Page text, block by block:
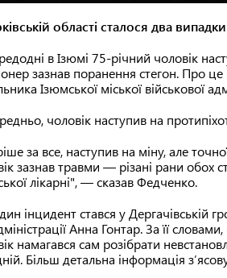
області сталося два
в Ізюмі 75-річний чоловік
зазнав поранення стегон. Про
Ізюмської міської військової
чоловік наступив на
за все, наступив на міну, але
зазнав травми — різані рани обох
лікарні", — сказав Федченко.
інцидент стався у Дергачівській
Анна Гонтар. За її
намагався сам розібрати
Більш детальна інформація